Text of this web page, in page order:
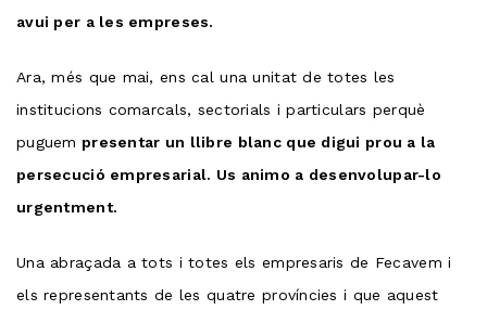
avui per a les empreses.
Ara, més que mai, ens cal una unitat de totes les
institucions comarcals, sectorials i particulars perquè
puguem presentar un llibre blanc que digui prou a la
persecució empresarial. Us animo a desenvolupar-lo
urgentment.
Una abraçada a tots i totes els empresaris de Fecavem i
els representants de les quatre províncies i que aquest